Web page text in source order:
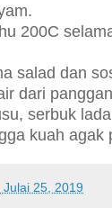
200C
salad dan
dari
serbuk
kuah agak
Julai 25, 2019